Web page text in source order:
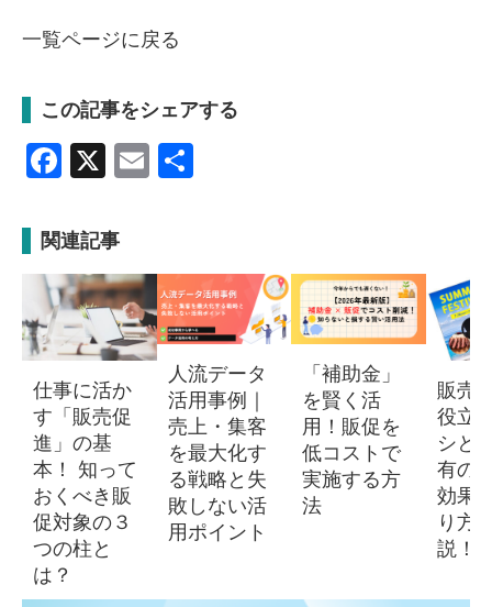
一覧ページに戻る
この記事をシェアする
Facebook
X Email
関連記事
仕事に活か
す「販売促
進」の基
本！ 知って
おくべき販
促対象の３
つの柱と
は？
人流データ
活用事例｜
売上・集客
を最大化す
る戦略と失
敗しない活
用ポイント
「補助金」
を賢く活
用！販促を
低コストで
実施する方
法
販売
役立
シと
有の
効果
り方
説！